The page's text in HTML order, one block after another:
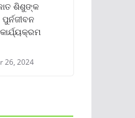
ଶିଶୁଙ୍କ
26, 2024